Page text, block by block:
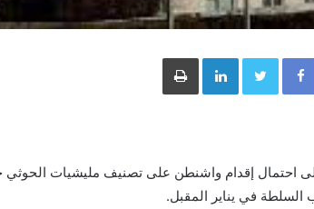
Facebook
Twitter
LinkedInطباعة
احتمال إقدام واشنطن على تصنيف مليشيات الحوثي
السلطة في يناير المقبل.